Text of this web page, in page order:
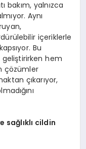
bakım, yalnızca
Aynı
içeriklerle
Bu
hem
çözümler
çıkarıyor,
sağlıklı cildin